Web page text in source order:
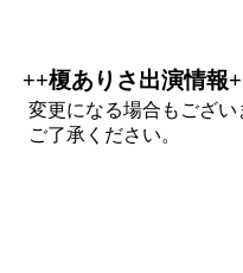
++榎ありさ出演情報
変更になる場合もござい
ご了承ください。